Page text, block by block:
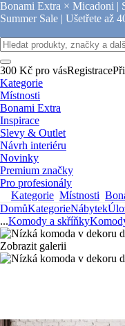
Bonami Extra × Micadoni |
Summer Sale | Ušetřete až
300 Kč pro vásRegistrace
Kategorie
Místnosti
Bonami Extra
Inspirace
Slevy & Outlet
Návrh interiéru
Novinky
Premium značky
Pro profesionály
Kategorie Místnosti
DomůKategorieNábytek
...Komody a skříňky
Zobrazit galerii